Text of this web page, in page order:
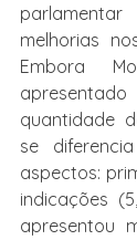
melhorias
Embora
quantidade
se
aspectos:
indicações
apresentou